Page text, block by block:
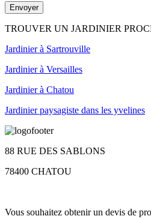
TROUVER UN JARDINIER
Jardinier à Sartrouville
Jardinier à Versailles
Jardinier à Chatou
Jardinier paysagiste dans les yvelines
88 RUE DES SABLONS
78400 CHATOU
Vous souhaitez obtenir un devis de